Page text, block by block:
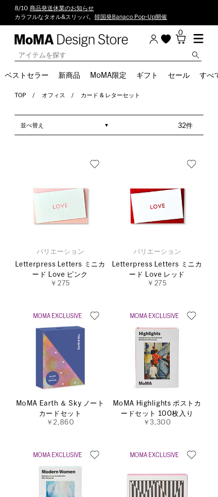
8/10 商品発送休業のお知らせ
カラフルなタオル&スリッパ。 韓国発Banaco Pop-Up開催
0
ベストセラー 新商品 MoMA限定 ギフト セール すべ
TOP オフィス カード & レターセット
32件
並べ替え
バリエーション
Letterpress Letters ミニカ
ード Love ピンク
￥275
バリエーション
Letterpress Letters ミニカ
ード Love レッド
￥275
MoMA Earth ＆ Sky ノート
カードセット
￥2,860
MoMA Highlights ポストカ
ードセット 100枚入り
￥3,300